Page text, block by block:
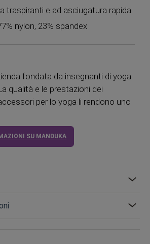
traspiranti e ad asciugatura rapida
nylon, 23% spandex
fondata da insegnanti di yoga
qualità e le prestazioni dei
per lo yoga li rendono uno
SU MANDUKA